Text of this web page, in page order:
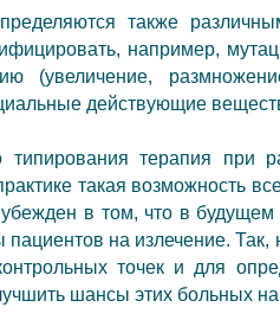
также
например,
(увеличение,
действующие
типирования терапия при
такая возможность
в том, что в будущем
на излечение.
точек и для
шансы этих больных